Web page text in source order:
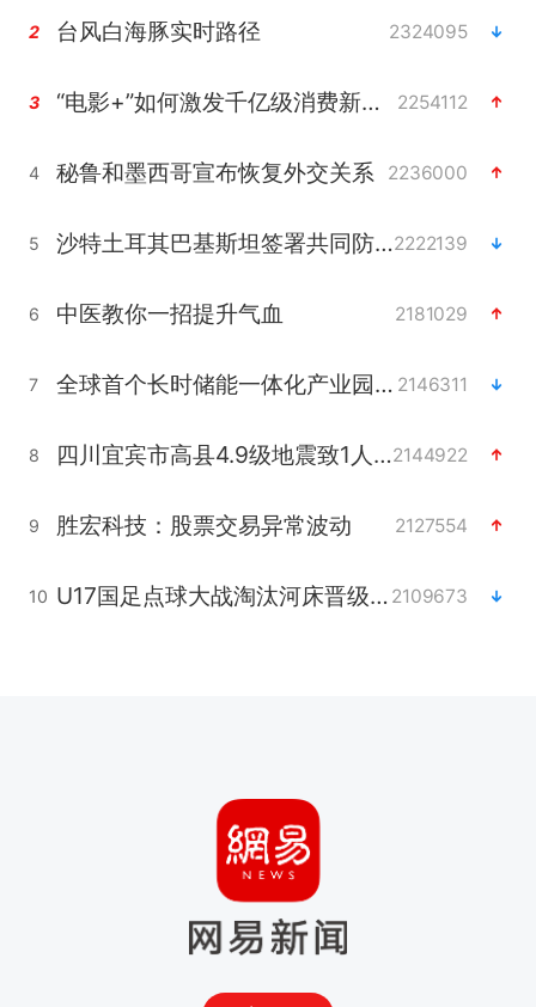
2 台风白海豚实时路径 2324095
3 “电影+”如何激发千亿级消费新活力？ 2254112
4 秘鲁和墨西哥宣布恢复外交关系 2236000
5 沙特土耳其巴基斯坦签署共同防务协议2222139
6 中医教你一招提升气血 2181029
7 全球首个长时储能一体化产业园量产 2146311
8 四川宜宾市高县4.9级地震致1人死亡2144922
9 胜宏科技：股票交易异常波动 2127554
10 U17国足点球大战淘汰河床晋级决赛 2109673